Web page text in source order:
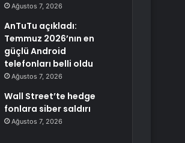
Ağustos 7, 2026
AnTuTu açıkladı:
Temmuz 2026’nın en
güçlü Android
telefonları belli oldu
Ağustos 7, 2026
Wall Street’te hedge
fonlara siber saldırı
Ağustos 7, 2026